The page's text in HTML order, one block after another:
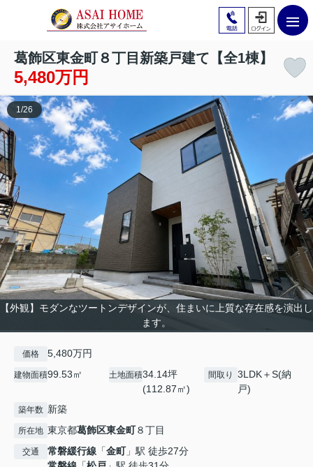
葛飾区東金町８丁目新築戸建て【全1棟】
5,480万円
【外観】モダンなツートンデザインが、住まいに上質な存在感を演出し
ます。
1/26
価格 5,480万円
建物面積99.53㎡ 土地面積34.14坪
(112.87㎡)
間取り
3LDK＋S(納
戸)
築年数 新築
所在地 東京都葛飾区東金町８丁目
交通 常磐緩行線 「金町」駅 徒歩27分